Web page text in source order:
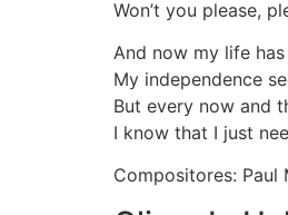
Won’t you please,
And now my life
My independence
But every now and
I know that I just
Compositores: Paul